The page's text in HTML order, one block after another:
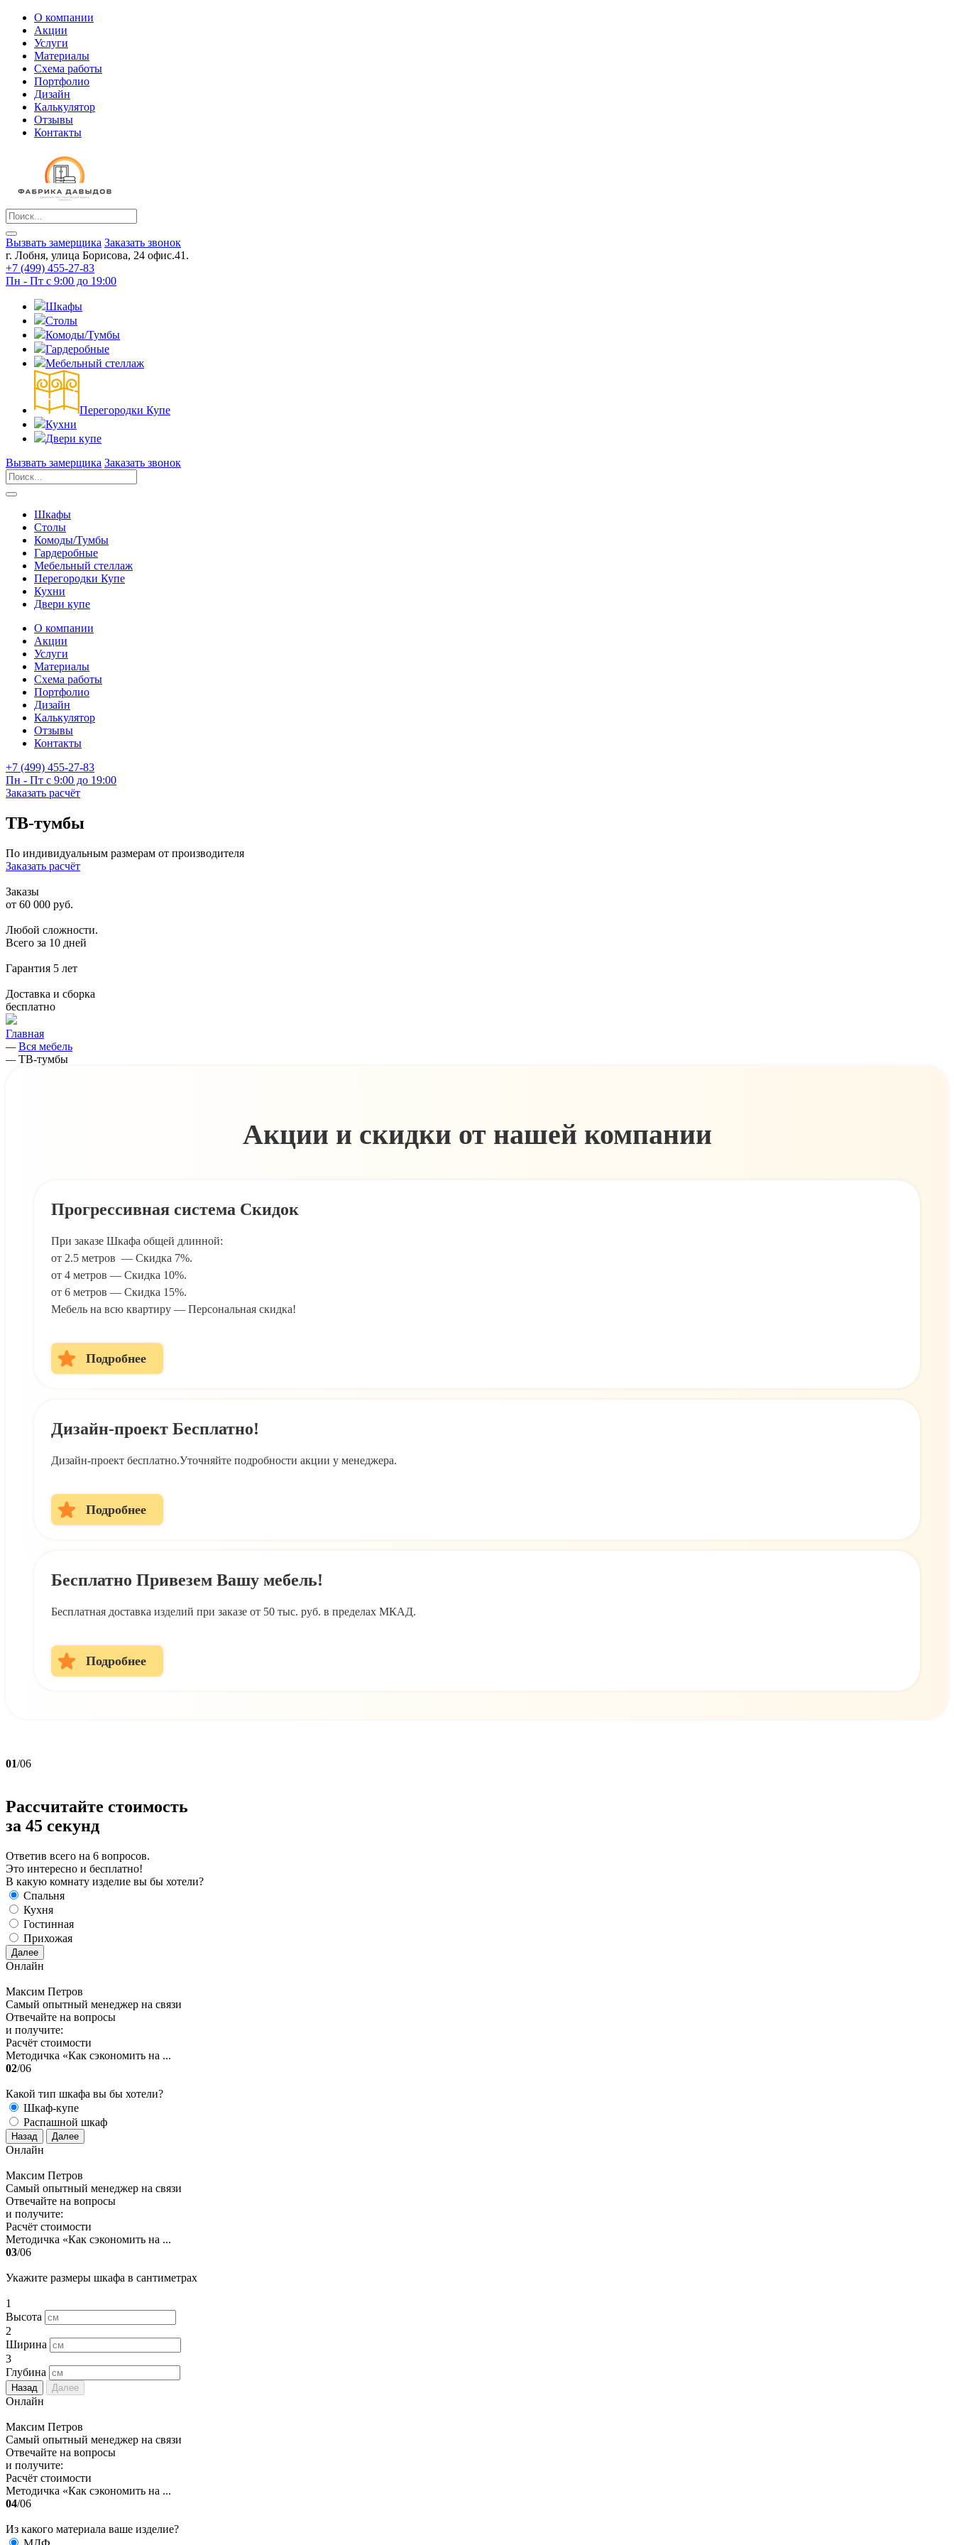
О компании
Акции
Услуги
Материалы
Схема работы
Портфолио
Дизайн
Калькулятор
Отзывы
Контакты
Вызвать замерщика Заказать звонок
г. Лобня, улица Борисова, 24 офис.41.
+7 (499) 455-27-83
Пн - Пт с 9:00 до 19:00
Шкафы
Столы
Комоды/Тумбы
Гардеробные
Мебельный стеллаж
Перегородки Купе
Кухни
Двери купе
Вызвать замерщика Заказать звонок
Шкафы
Столы
Комоды/Тумбы
Гардеробные
Мебельный стеллаж
Перегородки Купе
Кухни
Двери купе
О компании
Акции
Услуги
Материалы
Схема работы
Портфолио
Дизайн
Калькулятор
Отзывы
Контакты
+7 (499) 455-27-83
Пн - Пт с 9:00 до 19:00
Заказать расчёт
ТВ-тумбы
По индивидуальным размерам от производителя
Заказать расчёт
Заказы
от 60 000 руб.
Любой сложности.
Всего за 10 дней
Гарантия 5 лет
Доставка и сборка
бесплатно
Главная
— Вся мебель
— ТВ-тумбы
Акции и скидки от нашей компании
Прогрессивная система Скидок
При заказе Шкафа общей длинной:
от 2.5 метров — Скидка 7%.
от 4 метров — Скидка 10%.
от 6 метров — Скидка 15%.
Мебель на всю квартиру — Персональная скидка!
Подробнее
Дизайн-проект Бесплатно!
Дизайн-проект бесплатно.Уточняйте подробности акции у менеджера.
Подробнее
Бесплатно Привезем Вашу мебель!
Бесплатная доставка изделий при заказе от 50 тыс. руб. в пределах МКАД.
Подробнее
01/06
Рассчитайте стоимость
за 45 секунд
Ответив всего на 6 вопросов.
Это интересно и бесплатно!
В какую комнату изделие вы бы хотели?
Спальня
Кухня
Гостинная
Прихожая
Далее
Онлайн
Максим Петров
Самый опытный менеджер на связи
Отвечайте на вопросы
и получите:
Расчёт стоимости
Методичка «Как сэкономить на ...
02/06
Какой тип шкафа вы бы хотели?
Шкаф-купе
Распашной шкаф
Назад Далее
Онлайн
Максим Петров
Самый опытный менеджер на связи
Отвечайте на вопросы
и получите:
Расчёт стоимости
Методичка «Как сэкономить на ...
03/06
Укажите размеры шкафа в сантиметрах
1
Высота
2
Ширина
3
Глубина
Назад Далее
Онлайн
Максим Петров
Самый опытный менеджер на связи
Отвечайте на вопросы
и получите:
Расчёт стоимости
Методичка «Как сэкономить на ...
04/06
Из какого материала ваше изделие?